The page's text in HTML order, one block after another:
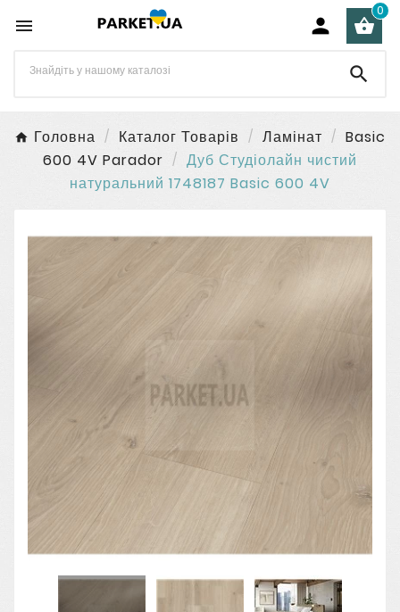
  
0

Головна Каталог Товарів Ламінат
Basic
600 4V Parador
Дуб Студіолайн чистий
натуральний 1748187 Basic 600 4V